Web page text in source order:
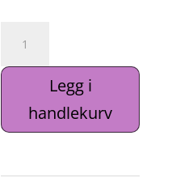
Nail
Square,120pcs
Legg i
handlekurv